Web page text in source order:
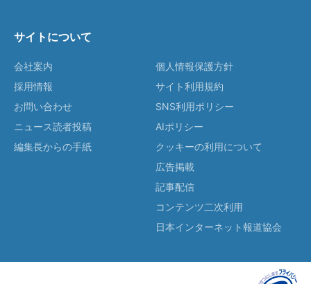
サイトについて
会社案内
採用情報
お問い合わせ
ニュース読者投稿
編集長からの手紙
個人情報保護方針
サイト利用規約
SNS利用ポリシー
AIポリシー
クッキーの利用について
広告掲載
記事配信
コンテンツ二次利用
日本インターネット報道協会